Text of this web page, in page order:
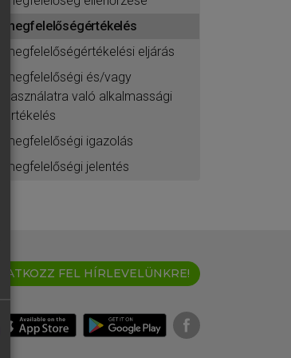
megfelelőségértékelés
megfelelőségértékelési eljárás
megfelelőségi és/vagy
használatra való alkalmassági
értékelés
megfelelőségi igazolás
megfelelőségi jelentés
IRATKOZZ FEL HÍRLEVELÜNKRE!